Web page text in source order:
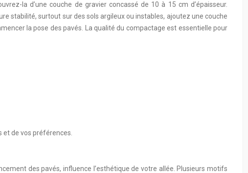
la d’une couche de gravier concassé de 10 à 15 cm d’épaisseur.
stabilité, surtout sur des sols argileux ou instables, ajoutez une couche
la pose des pavés. La qualité du compactage est essentielle pour
et de vos préférences.
des pavés, influence l’esthétique de votre allée. Plusieurs motifs